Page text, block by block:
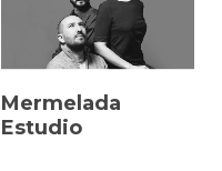
Mermelada
Estudio